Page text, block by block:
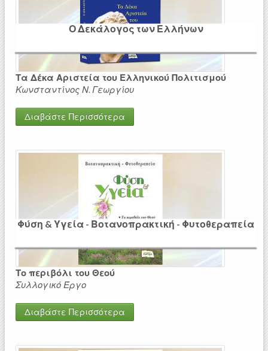
Ο Δεκάλογος των Ελλήνων
Τα Δέκα Αριστεία του Ελληνικού Πολιτισμού
Κωνσταντίνος Ν. Γεωργίου
Διαβάστε Περισσότερα
Φύση & Υγεία - Βοτανοπρακτική - Φυτοθεραπεία
Το περιβόλι του Θεού
Συλλογικό Έργο
Διαβάστε Περισσότερα